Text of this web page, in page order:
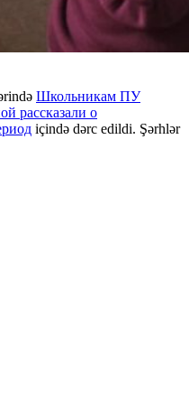
Школьникам ПУ
рассказали о
içində dərc edildi. Şərhlər